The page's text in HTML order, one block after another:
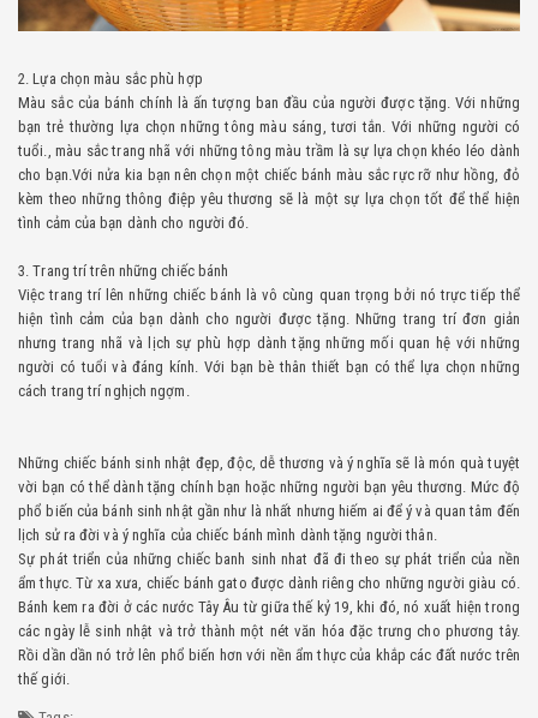
2. Lựa chọn màu sắc phù hợp
Màu sắc của bánh chính là ấn tượng ban đầu của người được tặng. Với những
bạn trẻ thường lựa chọn những tông màu sáng, tươi tắn. Với những người có
tuổi., màu sắc trang nhã với những tông màu trầm là sự lựa chọn khéo léo dành
cho bạn.Với nửa kia bạn nên chọn một chiếc bánh màu sắc rực rỡ như hồng, đỏ
kèm theo những thông điệp yêu thương sẽ là một sự lựa chọn tốt để thể hiện
tình cảm của bạn dành cho người đó.
3. Trang trí trên những chiếc bánh
Việc trang trí lên những chiếc bánh là vô cùng quan trọng bởi nó trực tiếp thể
hiện tình cảm của bạn dành cho người được tặng. Những trang trí đơn giản
nhưng trang nhã và lịch sự phù hợp dành tặng những mối quan hệ với những
người có tuổi và đáng kính. Với bạn bè thân thiết bạn có thể lựa chọn những
cách trang trí nghịch ngợm.
Những chiếc bánh sinh nhật đẹp, độc, dễ thương và ý nghĩa sẽ là món quà tuyệt
vời bạn có thể dành tặng chính bạn hoặc những người bạn yêu thương. Mức độ
phổ biến của bánh sinh nhật gần như là nhất nhưng hiếm ai để ý và quan tâm đến
lịch sử ra đời và ý nghĩa của chiếc bánh mình dành tặng người thân.
Sự phát triển của những chiếc banh sinh nhat đã đi theo sự phát triển của nền
ẩm thực. Từ xa xưa, chiếc bánh gato được dành riêng cho những người giàu có.
Bánh kem ra đời ở các nước Tây Âu từ giữa thế kỷ 19, khi đó, nó xuất hiện trong
các ngày lễ sinh nhật và trở thành một nét văn hóa đặc trưng cho phương tây.
Rồi dần dần nó trở lên phổ biến hơn với nền ẩm thực của khắp các đất nước trên
thế giới.